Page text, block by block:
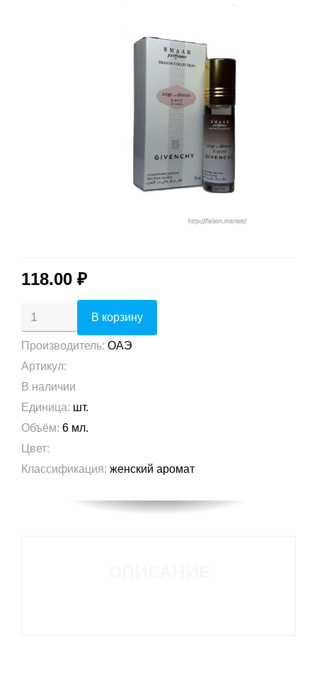
118.00 ₽
Производитель: ОАЭ
Артикул:
В наличии
Единица: шт.
Объём: 6 мл.
Цвет:
Классификация: женский аромат